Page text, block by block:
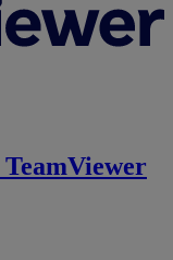
TeamViewer